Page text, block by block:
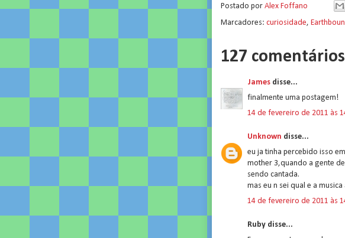
Postado por Alex Foffano
Marcadores: curiosidade,
127
James disse...
finalmente uma postagem!
14 de fevereiro de 2011 às
Unknown disse...
eu ja tinha percebido isso
mother 3,quando a gente
sendo cantada.
mas eu n sei qual e a
14 de fevereiro de 2011 às
Ruby disse...